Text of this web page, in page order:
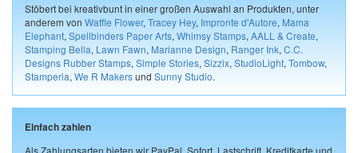
Stöbert bei kreativbunt in einer großen Auswahl an Produkten, unter
anderem von Waffle Flower, Tracey Hey, Impronte d'Autore, Mama
Elephant, Spellbinders Paper Arts, Whimsy Stamps, AALL & Create,
Stamping Bella, Lawn Fawn, Marianne Design, Ranger Ink, C.C.
Designs Rubber Stamps, Simple Stories, Sizzix, StudioLight, Tombow,
Stamperia, We R Makersund Sunny Studio.
Einfach zahlen
Als Zahlungsarten bieten wir PayPal, Sofort, Lastschrift, Kreditkarte und